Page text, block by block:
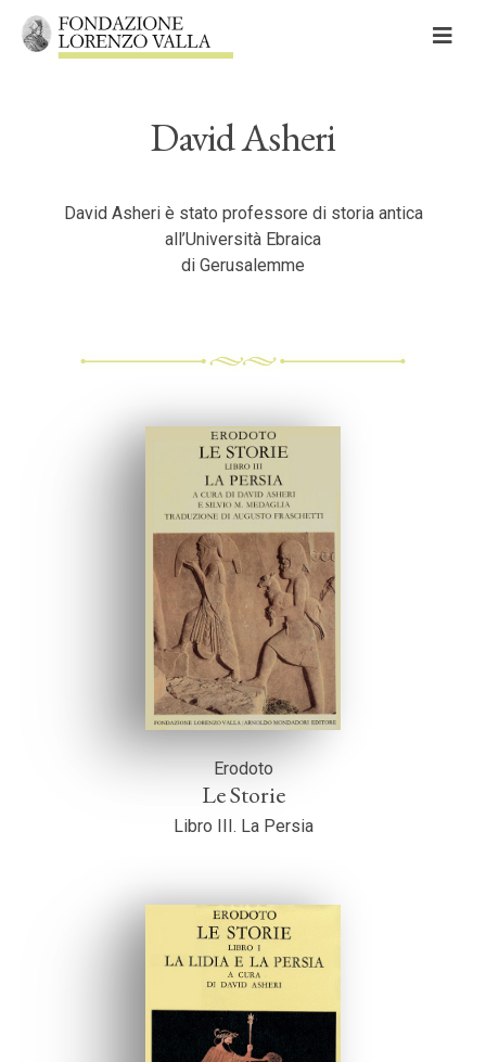
Skip
David Asheri
David Asheri è stato professore di storia antica
all’Università Ebraica
di Gerusalemme
Erodoto
Le Storie
Libro III. La Persia